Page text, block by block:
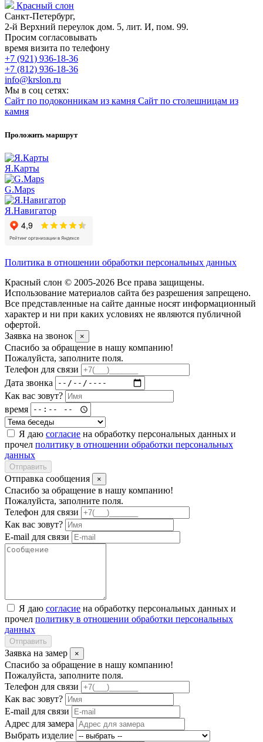
Красный слон
Санкт-Петербург,
2-й Верхний переулок дом. 5, лит. И, пом. 99.
Просим согласовывать
время визита по телефону
+7 (921) 936-18-36
+7 (812) 936-18-36
info@krslon.ru
Мы в соц сетях:
Сайт по подоконникам из камня Сайт по столешницам из
камня
Проложить маршрут
Я.Карты
G.Maps
Я.Навигатор
Политика в отношении обработки персональных данных
Красный слон © 2005-2026 Все права защищены.
Использование материалов сайта без разрешения запрещено.
Все представленные на сайте данные носят информационный
характер и ни при каких условиях не являются публичной
офертой.
Заявка на звонок
×
Спасибо за обращение в нашу компанию!
Пожалуйста, заполните поля.
Телефон для связи
Дата звонка
Как вас зовут?
время
Я даю согласие на обработку персональных данных и
прочел политику в отношении обработки персональных
данных
Отправить
Отправка сообщения ×
Спасибо за обращение в нашу компанию!
Пожалуйста, заполните поля.
Телефон для связи
Как вас зовут?
E-mail для связи
Я даю согласие на обработку персональных данных и
прочел политику в отношении обработки персональных
данных
Отправить
Заявка на замер ×
Спасибо за обращение в нашу компанию!
Пожалуйста, заполните поля.
Телефон для связи
Как вас зовут?
E-mail для связи
Адрес для замера
Выбрать изделие